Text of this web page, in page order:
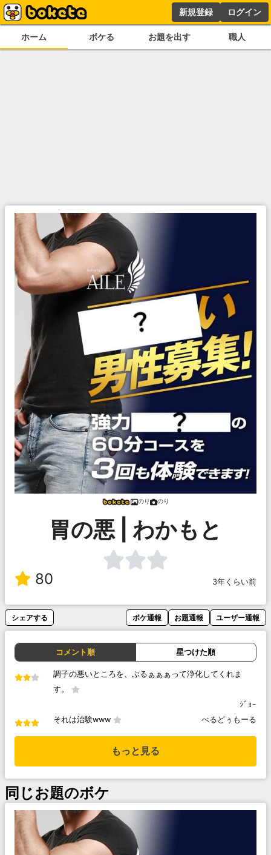
新規登録 ログイン
ホーム ボケる お題を出す 職人
のり のり
胃の悪 | わかもと
80 3年くらい前
シェアする ボケ通報 お題通報 ユーザー通報
コメント順 星つけた順
調子の悪いところを、ぶるぁぁぁって浄化してくれま
す。
ｼﾞｮｰ
それは治験www
べるどぅもーる
もっと見る
同じお題のボケ